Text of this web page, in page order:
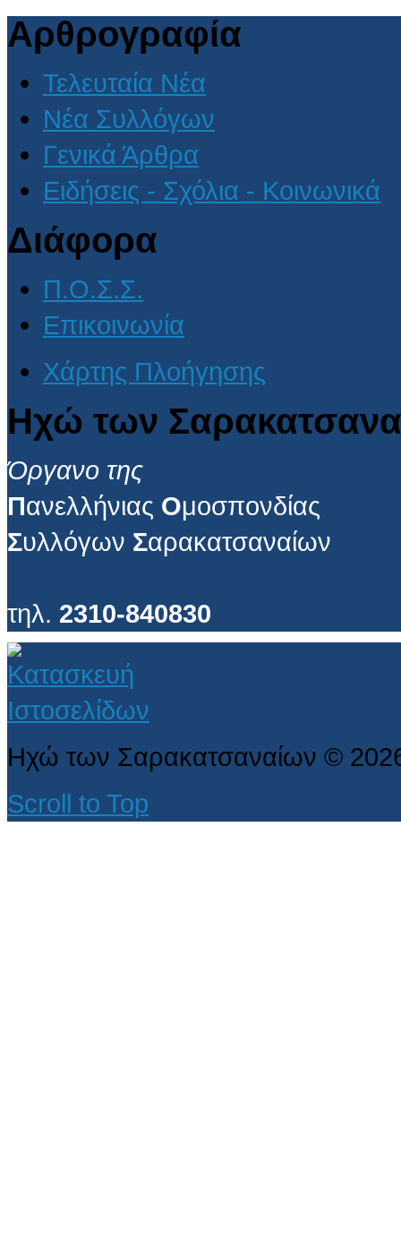
Αρθρογραφία
Τελευταία Νέα
Νέα Συλλόγων
Γενικά Άρθρα
Ειδήσεις - Σχόλια - Κοινωνικά
Διάφορα
Π.Ο.Σ.Σ.
Επικοινωνία
Χάρτης Πλοήγησης
Ηχώ των
Όργανο της
Πανελλήνιας Ομοσπονδίας
Συλλόγων Σαρακατσαναίων
τηλ. 2310-840830
Ηχώ των Σαρακατσαναίων ©
Scroll to Top